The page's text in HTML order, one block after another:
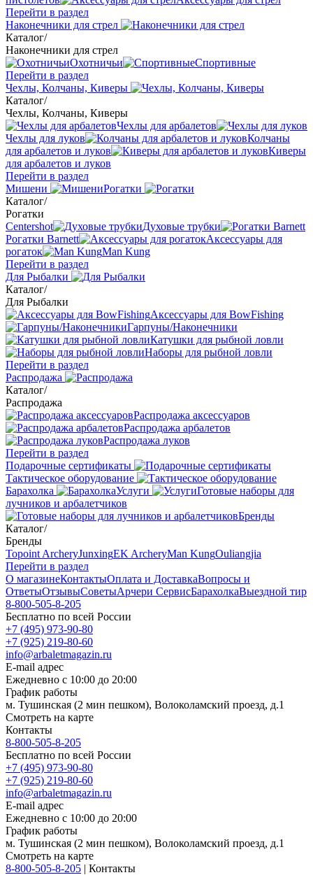
Перейти в раздел
Наконечники для стрел
Каталог/
Наконечники для стрел
Охотничьи
Спортивные
Перейти в раздел
Чехлы, Колчаны, Киверы
Каталог/
Чехлы, Колчаны, Киверы
Чехлы для арбалетов
Чехлы для луков
Колчаны
для арбалетов и луков
Киверы
для арбалетов и луков
Перейти в раздел
Мишени
Рогатки
Каталог/
Рогатки
Centershot
Духовые трубки
Рогатки Barnett
Аксессуары для
рогаток
Man Kung
Перейти в раздел
Для Рыбалки
Каталог/
Для Рыбалки
Аксессуары для BowFishing
Гарпуны/Наконечники
Катушки для рыбной ловли
Наборы для рыбной ловли
Перейти в раздел
Распродажа
Каталог/
Распродажа
Распродажа аксессуаров
Распродажа арбалетов
Распродажа луков
Перейти в раздел
Подарочные сертификаты
Тактическое оборудование
Барахолка
Услуги
Готовые наборы для
лучников и арбалетчиков
Бренды
Каталог/
Бренды
Topoint ArcheryJunxingEK ArcheryMan KungOuliangjia
Перейти в раздел
О магазинеКонтактыОплата и ДоставкаВопросы и
ОтветыОтзывыСоветыАрчери СервисБарахолкаВыездной тир
8-800-505-8-205
Бесплатно по всей России
+7 (495) 973-90-80
+7 (925) 219-80-60
info@arbaletmagazin.ru
E-mail адрес
Ежедневно с 10:00 до 20:00
График работы
м. Тушинская (2 мин пешком), Волоколамский проезд, д.1
Смотреть на карте
Контакты
8-800-505-8-205
Бесплатно по всей России
+7 (495) 973-90-80
+7 (925) 219-80-60
info@arbaletmagazin.ru
E-mail адрес
Ежедневно с 10:00 до 20:00
График работы
м. Тушинская (2 мин пешком), Волоколамский проезд, д.1
Смотреть на карте
8-800-505-8-205 | Контакты